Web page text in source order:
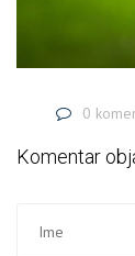
0
Komentar